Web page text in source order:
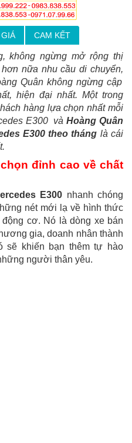
CAM KẾT
không ngừng mở rộng thị
nữa nhu cầu di chuyển,
Quân không ngừng cập
hiện đại nhất. Một trong
hàng lựa chọn nhất mỗi
E300 vàHoàng Quân
E300 theo tháng là cái
đỉnh cao về chất
E300 nhanh chóng
nét mới lạ về hình thức
cơ. Nó là dòng xe bán
gia, doanh nhân thành
sẽ khiến bạn thêm tự hào
người thân yêu.